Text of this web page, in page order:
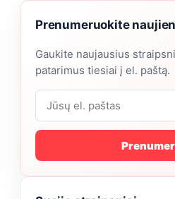
Prenumeruokite
Gaukite naujausius
patarimus tiesiai į el. paštą.